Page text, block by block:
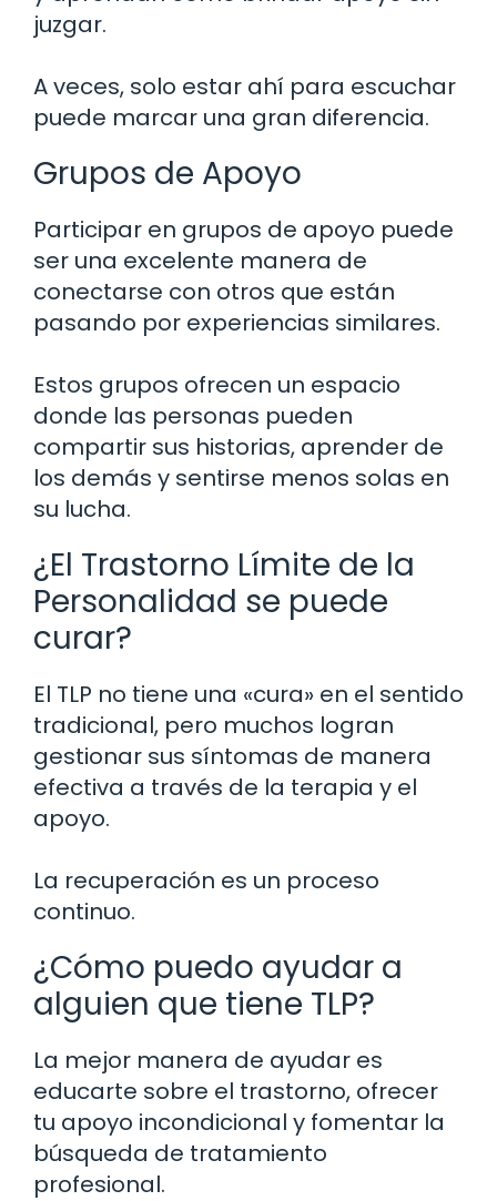
juzgar.
A veces, solo estar ahí para escuchar
puede marcar una gran diferencia.
Grupos de Apoyo
Participar en grupos de apoyo puede
ser una excelente manera de
conectarse con otros que están
pasando por experiencias similares.
Estos grupos ofrecen un espacio
donde las personas pueden
compartir sus historias, aprender de
los demás y sentirse menos solas en
su lucha.
¿El Trastorno Límite de la
Personalidad se puede
curar?
El TLP no tiene una «cura» en el sentido
tradicional, pero muchos logran
gestionar sus síntomas de manera
efectiva a través de la terapia y el
apoyo.
La recuperación es un proceso
continuo.
¿Cómo puedo ayudar a
alguien que tiene TLP?
La mejor manera de ayudar es
educarte sobre el trastorno, ofrecer
tu apoyo incondicional y fomentar la
búsqueda de tratamiento
profesional.